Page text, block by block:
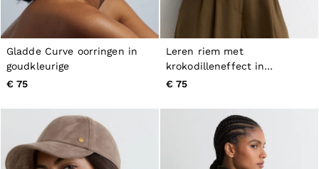
Gladde Curve oorringen in
goudkleurige
€ 75
Leren riem met
krokodilleneffect in
bordeauxrood
€ 75